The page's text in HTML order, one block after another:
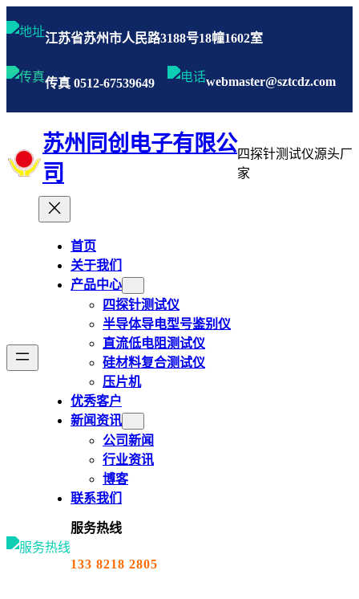
至
容
江苏省苏州市人民路3188号18幢1602室
传真 0512-67539649 webmaster@sztcdz.com
苏州同创电子有限公
司
四探针测试仪源头厂
家
首页
关于我们
产品中心
四探针测试仪
半导体导电型号鉴别仪
直流低电阻测试仪
硅材料复合测试仪
压片机
优秀客户
新闻资讯
公司新闻
行业资讯
博客
联系我们
服务热线
133 8218 2805